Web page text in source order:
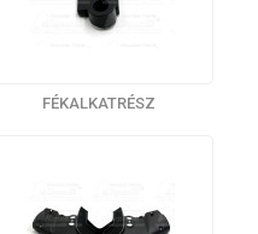
FÉKALKATRÉSZ